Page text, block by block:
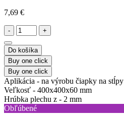
7,69 €
- +
Do košíka
Buy one click
Buy one click
Aplikácia - na výrobu čiapky na stĺpy
Veľkosť - 400x400x60 mm
Hrúbka plechu z - 2 mm
Obľúbené